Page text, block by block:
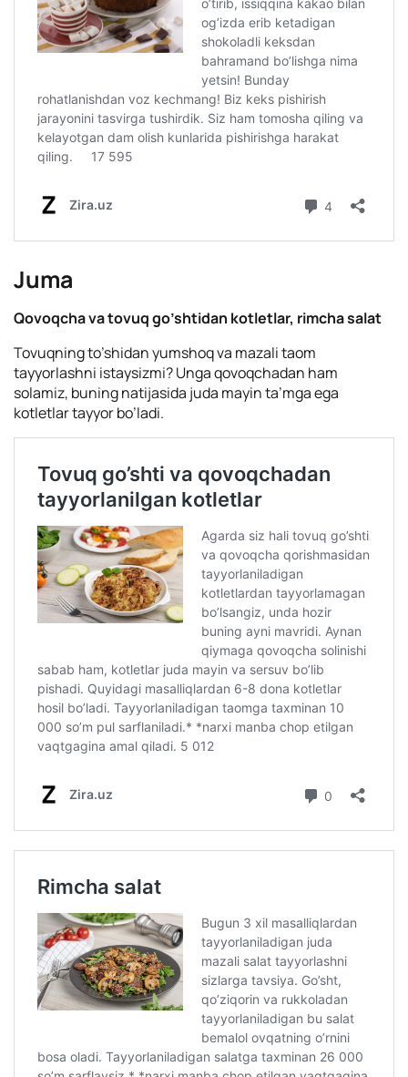
Juma
Qovoqcha va tovuq go’shtidan kotletlar, rimcha salat
Tovuqning to’shidan yumshoq va mazali taom
tayyorlashni istaysizmi? Unga qovoqchadan ham
solamiz, buning natijasida juda mayin ta’mga ega
kotletlar tayyor bo’ladi.